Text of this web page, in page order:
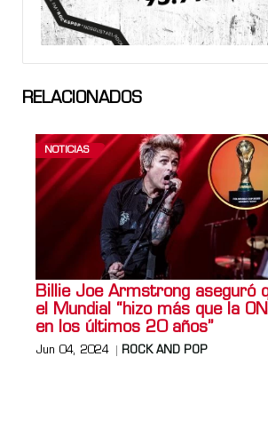
RELACIONADOS
NOTICIAS
Billie Joe Armstrong aseguró
el Mundial “hizo más que la
en los últimos 20 años”
Jun 04, 2024 ROCK AND POP